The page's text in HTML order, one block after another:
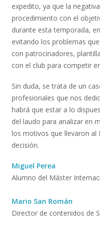
expedito, ya que la
procedimiento con el
durante esta temporada,
evitando los problemas
con patrocinadores,
con el club para competir
Sin duda, se trata de un
profesionales que nos
habrá que estar a lo
del laudo para analizar en
los motivos que llevaron al
decisión.
Miguel Perea
Alumno del Máster
Mario San Román
Director de contenidos de